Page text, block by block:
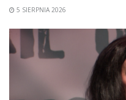
5 SIERPNIA 2026